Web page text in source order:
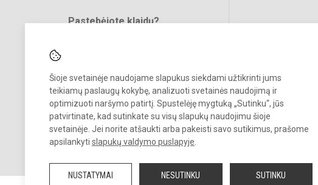
Šioje svetainėje naudojame slapukus siekdami užtikrinti jums
teikiamų paslaugų kokybę, analizuoti svetainės naudojimą ir
optimizuoti naršymo patirtį. Spustelėję mygtuką „Sutinku“, jūs
patvirtinate, kad sutinkate su visų slapukų naudojimu šioje
svetainėje. Jei norite atšaukti arba pakeisti savo sutikimus, prašome
apsilankyti slapukų valdymo puslapyje
NUSTATYMAI NESUTINKU SUTINKU
Pastebėjote klaidų?
© 2023. Jonavos Jeronimo Ralio gimnazija. Visos teisės saugomos.
Kopijuoti turinį be raštiško gimnazijos sutikimo griežtai draudžiama.